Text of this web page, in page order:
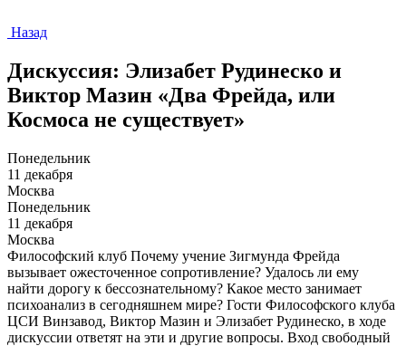
Назад
Дискуссия: Элизабет Рудинеско и
Виктор Мазин «Два Фрейда, или
Космоса не существует»
Понедельник
11 декабря
Москва
Понедельник
11 декабря
Москва
Философский клуб Почему учение Зигмунда Фрейда
вызывает ожесточенное сопротивление? Удалось ли ему
найти дорогу к бессознательному? Какое место занимает
психоанализ в сегодняшнем мире? Гости Философского клуба
ЦСИ Винзавод, Виктор Мазин и Элизабет Рудинеско, в ходе
дискуссии ответят на эти и другие вопросы. Вход свободный